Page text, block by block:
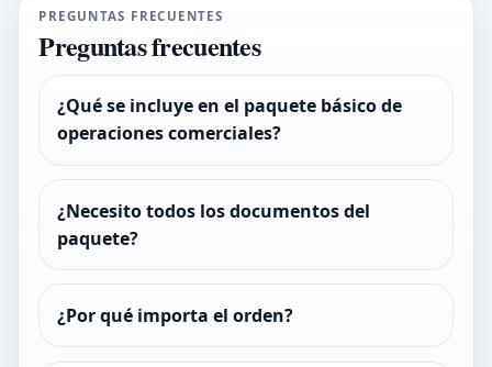
PREGUNTAS FRECUENTES
Preguntas frecuentes
¿Qué se incluye en el paquete básico de
operaciones comerciales?
¿Necesito todos los documentos del
paquete?
¿Por qué importa el orden?